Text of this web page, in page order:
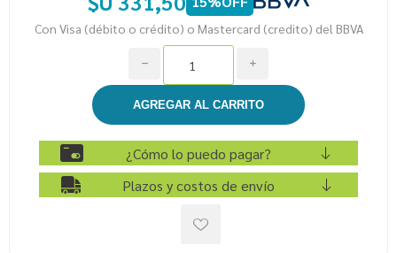
Con Visa (débito o crédito) o Mastercard (credito) del BBVA
i
h
¿Cómo lo puedo pagar?
Plazos y costos de envío